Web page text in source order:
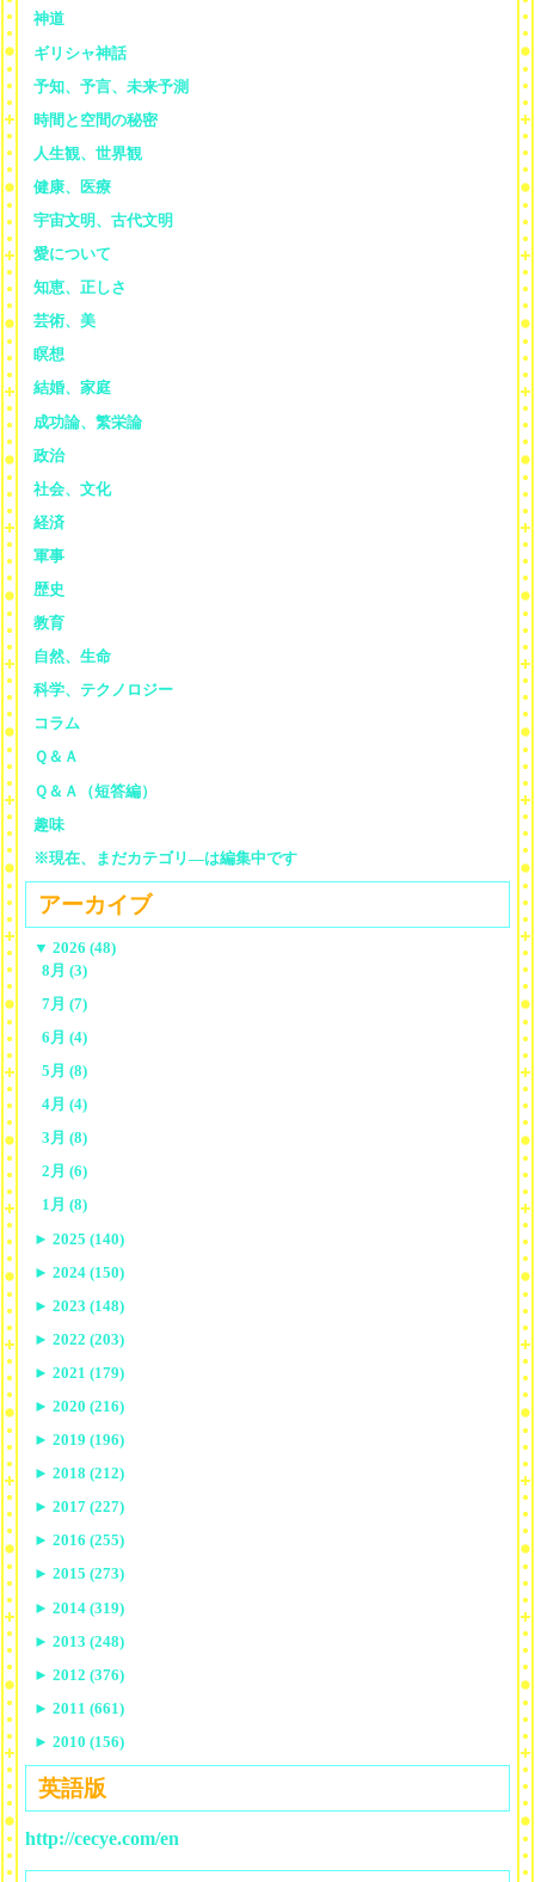
神道
ギリシャ神話
予知、予言、未来予測
時間と空間の秘密
人生観、世界観
健康、医療
宇宙文明、古代文明
愛について
知恵、正しさ
芸術、美
瞑想
結婚、家庭
成功論、繁栄論
政治
社会、文化
経済
軍事
歴史
教育
自然、生命
科学、テクノロジー
コラム
Ｑ＆Ａ
Ｑ＆Ａ（短答編）
趣味
※現在、まだカテゴリ—は編集中です
アーカイブ
▼ 2026 (48)
8月 (3)
7月 (7)
6月 (4)
5月 (8)
4月 (4)
3月 (8)
2月 (6)
1月 (8)
► 2025 (140)
► 2024 (150)
► 2023 (148)
► 2022 (203)
► 2021 (179)
► 2020 (216)
► 2019 (196)
► 2018 (212)
► 2017 (227)
► 2016 (255)
► 2015 (273)
► 2014 (319)
► 2013 (248)
► 2012 (376)
► 2011 (661)
► 2010 (156)
英語版
http://cecye.com/en